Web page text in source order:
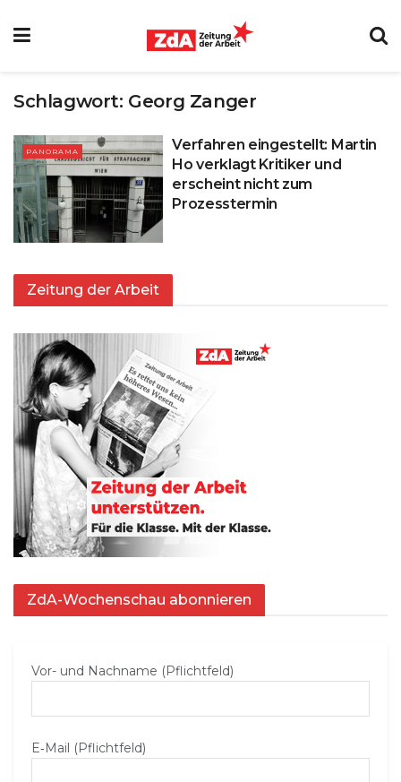
Schlagwort: Georg Zanger
PANORAMA
Verfahren eingestellt: Martin
Ho verklagt Kritiker und
erscheint nicht zum
Prozesstermin
Zeitung der Arbeit
ZdA-Wochenschau abonnieren
Vor- und Nachname (Pflichtfeld)
E‑Mail (Pflichtfeld)